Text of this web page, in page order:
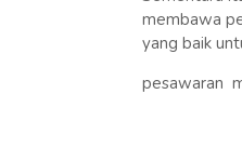
membawa
yang baik
pesawaran